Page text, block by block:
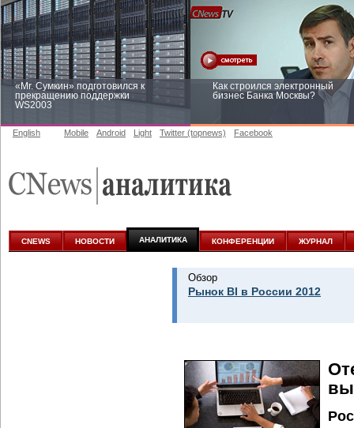
«Mr. Сумкин» подготовился к
прекращению поддержки
WS2003
Как строился электронный
бизнес Банка Москвы?
аналитике
English Mobile Android Light Twitter (topnews) Facebook
CNEWS НОВОСТИ АНАЛИТИКА КОНФЕРЕНЦИИ ЖУРНАЛ
Обзор
Рынок BI в России 2012